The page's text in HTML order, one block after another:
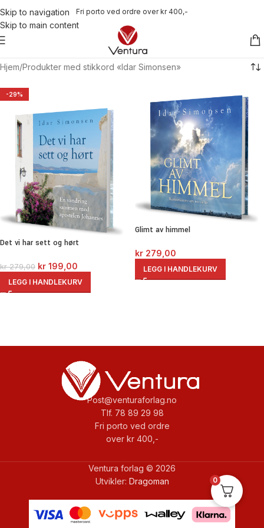
Skip to navigation
Skip to main content
Fri porto ved ordre over kr 400,-
Hjem Produkter med stikkord «Idar Simonsen»
-29%
Det vi har sett og hørt
kr279,00 kr 199,00
LEGG I HANDLEKURV
Glimt av himmel
kr 279,00
LEGG I HANDLEKURV
Post@venturaforlag.no
Tlf. 78 89 29 98
Fri porto ved ordre
over kr 400,-
Ventura forlag © 2026
Utvikler: Dragoman 0